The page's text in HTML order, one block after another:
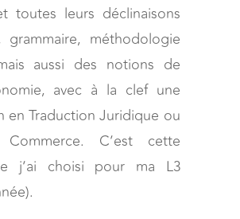
toutes leurs déclinaisons
grammaire, méthodologie
aussi des notions de
avec à la clef une
en Traduction Juridique ou
C’est cette
j’ai choisi pour ma L3